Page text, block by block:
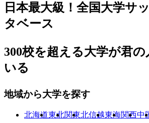
日本最大級！ 全国大学サ
タベース
300校を超える大学が君の
いる
地域から大学を探す
北海道東北関東北信越東海関西中